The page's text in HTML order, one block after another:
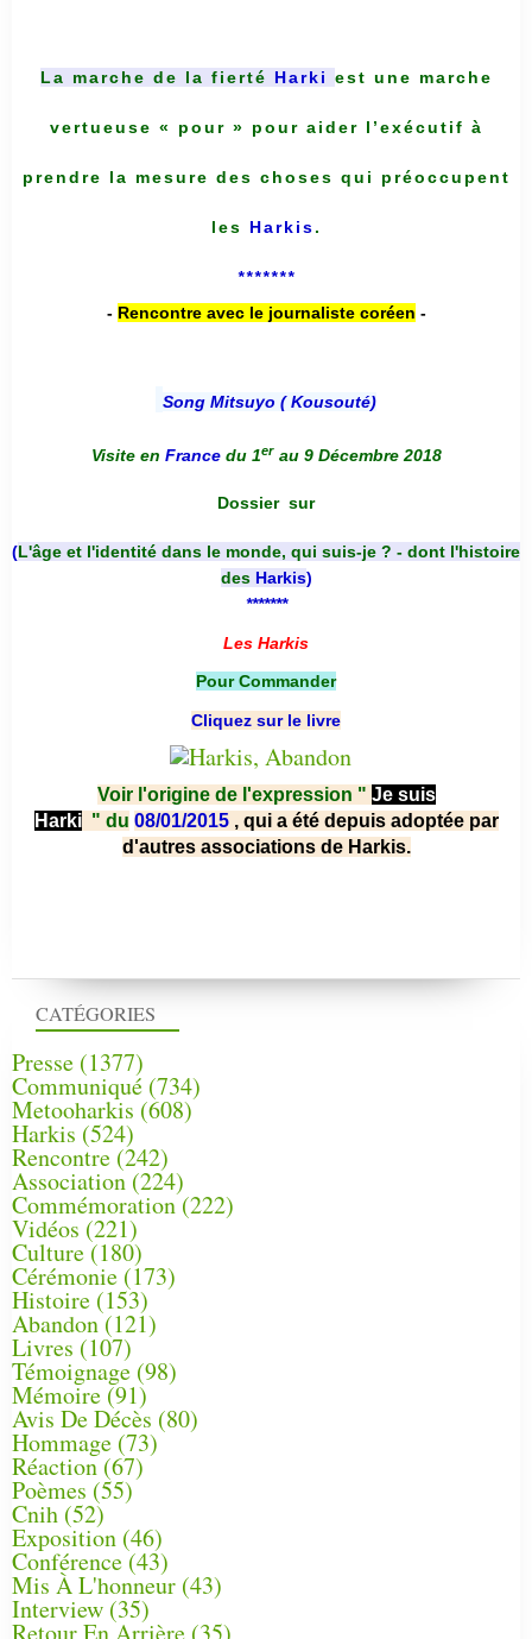
CATÉGORIES
Presse (1377)
Communiqué (734)
Metooharkis (608)
Harkis (524)
Rencontre (242)
Association (224)
Commémoration(222)
Vidéos (221)
Culture(180)
Cérémonie (173)
Histoire (153)
Abandon(121)
Livres (107)
Témoignage (98)
Mémoire (91)
Avis De Décès (80)
Hommage (73)
Réaction(67)
Poèmes (55)
Cnih (52)
Exposition (46)
Conférence(43)
Mis À L'honneur (43)
Interview (35)
Retour En Arrière (35)
La marche de la fierté Harki est une marche
vertueuse « pour » pour aider l’exécutif à
prendre la mesure des choses qui préoccupent
les Harkis.
*******
- Rencontre avec le journaliste coréen -
Song Mitsuyo ( Kousouté)
Visite en France du 1er au 9 Décembre 2018
Dossier sur
(L'âge et l'identité dans le monde, qui suis-je ? - dont l'histoire
des Harkis)
*******
Les Harkis
Pour Commander
Cliquez sur le livre
Voir l'origine de l'expression " Je suis
Harki " du 08/01/2015 , qui a été depuis adoptée par
d'autres associations de Harkis.